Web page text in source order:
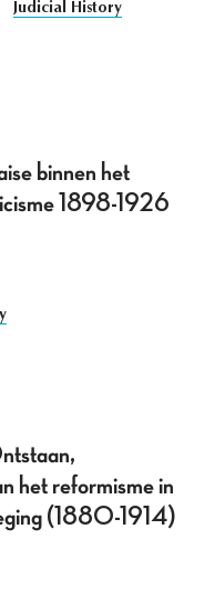
Judicial History
binnen het
1898-1926
het reformisme in
(1880-1914)